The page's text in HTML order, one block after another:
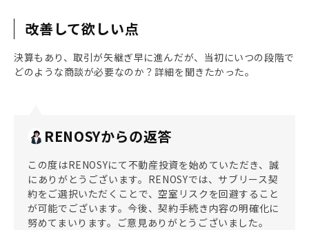
改善して欲しい点
決算もあり、取引が矢継ぎ早に進んだが、当初にいつの段階で
どのような商談が必要なのか？詳細を聞きたかった。
RENOSYからの返答
この度はRENOSYにて不動産投資を始めていただき、誠
にありがとうございます。RENOSYでは、サブリース契
約をご選択いただくことで、空室リスクを回避すること
が可能でございます。今後、契約手続き内容の明確化に
努めてまいります。ご意見ありがとうございました。